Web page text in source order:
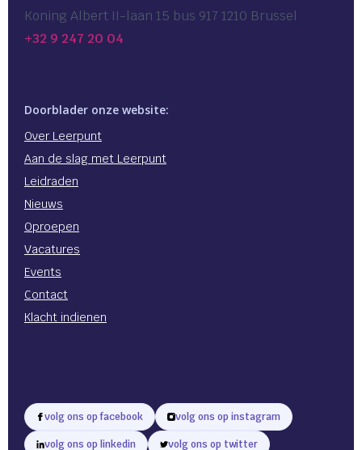
Koning Albert II-laan 15 bus 917 1210 Brussel
+32 9 247 20 04
Doorblader onze website:
Over Leerpunt
Aan de slag met Leerpunt
Leidraden
Nieuws
Oproepen
Vacatures
Events
Contact
Klacht indienen
volg ons op facebook volg ons op instagram
volg ons op linkedin volg ons op twitter